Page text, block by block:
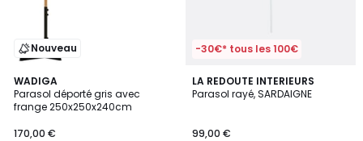
Nouveau
WADIGA
Parasol déporté gris avec
frange 250x250x240cm
170,00 €
-30€* tous les 100€
LA REDOUTE INTERIEURS
Parasol rayé, SARDAIGNE
99,00 €
4
/